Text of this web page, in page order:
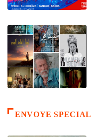
ENVOYE SPECIAL